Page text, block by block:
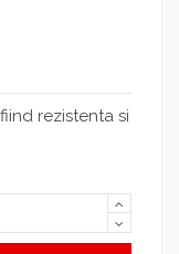
rezistenta si